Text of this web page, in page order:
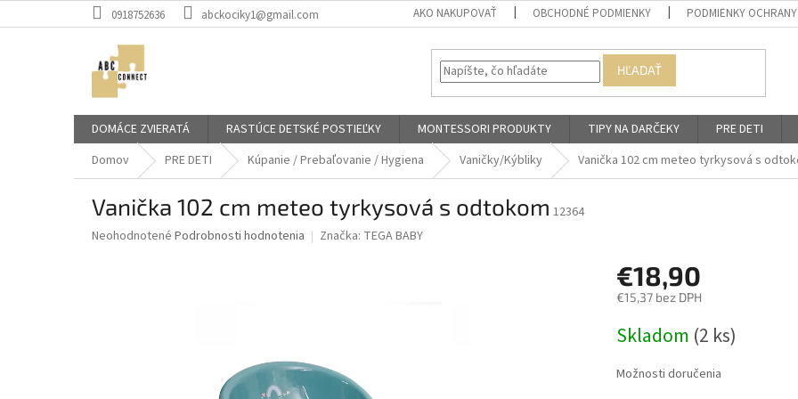
na
0918752636 abckociky1@gmail.com AKO NAKUPOVAŤ OBCHODNÉ PODMIENKY PODMIENKY OCHRANY
HĽADAŤ
DOMÁCE ZVIERATÁ RASTÚCE DETSKÉ POSTIEĽKY MONTESSORI PRODUKTY TIPY NA DARČEKY PRE DETI
Domov
PRE DETI Kúpanie / Prebaľovanie / Hygiena Vaničky/Kýbliky Vanička 102 cm meteo tyrkysová s
Vanička 102 cm meteo tyrkysová s odtokom 12364
Priemerné
Neohodnotené Podrobnosti hodnotenia Značka: TEGA BABY
€18,90
€15,37 bez DPH
cena:
Skladom (2 ks)
Možnosti doručenia